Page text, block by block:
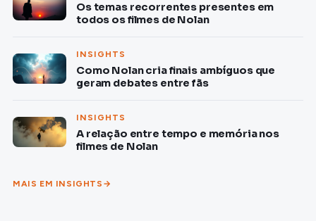
Os temas recorrentes presentes em
todos os filmes de Nolan
INSIGHTS
Como Nolan cria finais ambíguos que
geram debates entre fãs
INSIGHTS
A relação entre tempo e memória nos
filmes de Nolan
MAIS EM INSIGHTS